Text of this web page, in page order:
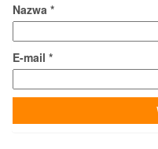
Nazwa *
E-mail *